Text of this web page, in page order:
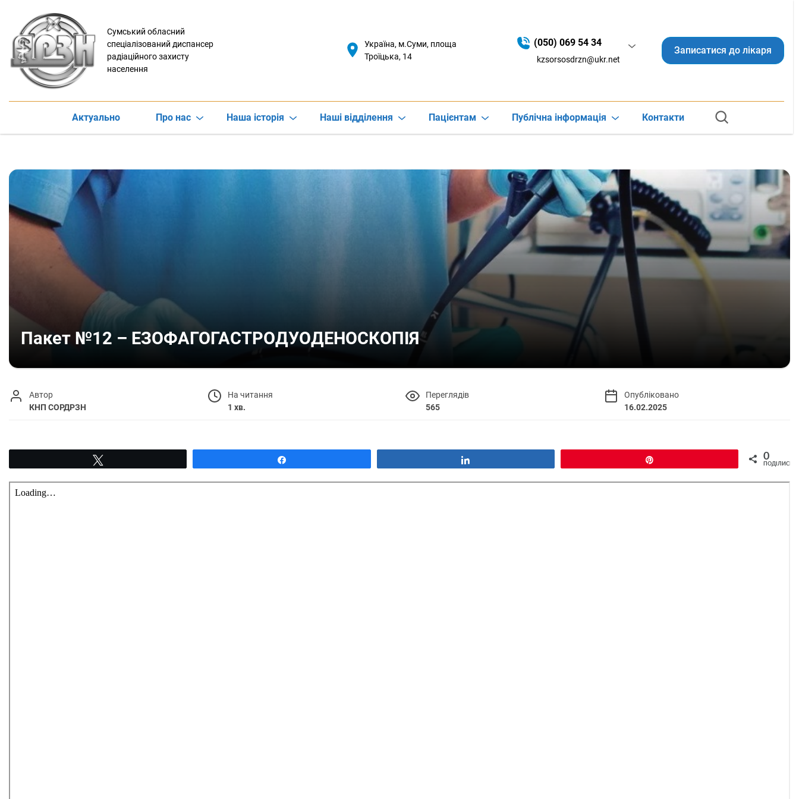
Сумський обласний
спеціалізований диспансер
радіаційного захисту
населення
Україна, м.Суми, площа
Троїцька, 14
(050) 069 54 34
kzsorsosdrzn@ukr.net
Записатися до лікаря
Актуально Про нас Наша історія Наші відділення Пацієнтам Публічна інформація Контакти
Пакет №12 – ЕЗОФАГОГАСТРОДУОДЕНОСКОПІЯ
Автор
КНП СОРДРЗН
На читання
1 хв.
Переглядів
565
Опубліковано
16.02.2025
0
ПОДІЛИСЬ